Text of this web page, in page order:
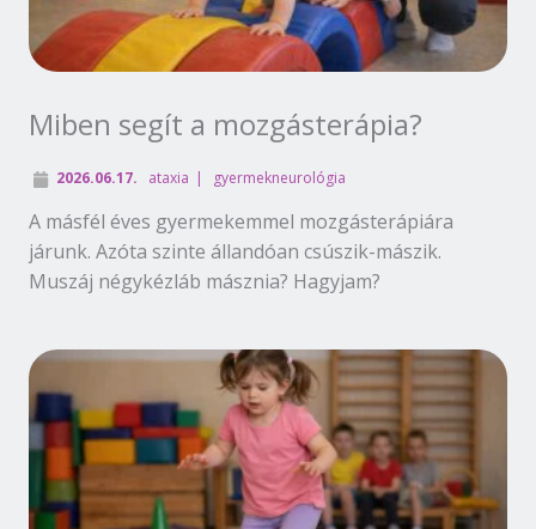
Miben segít a mozgásterápia?
2026.06.17. ataxia gyermekneurológia
A másfél éves gyermekemmel mozgásterápiára
járunk. Azóta szinte állandóan csúszik-mászik.
Muszáj négykézláb másznia? Hagyjam?